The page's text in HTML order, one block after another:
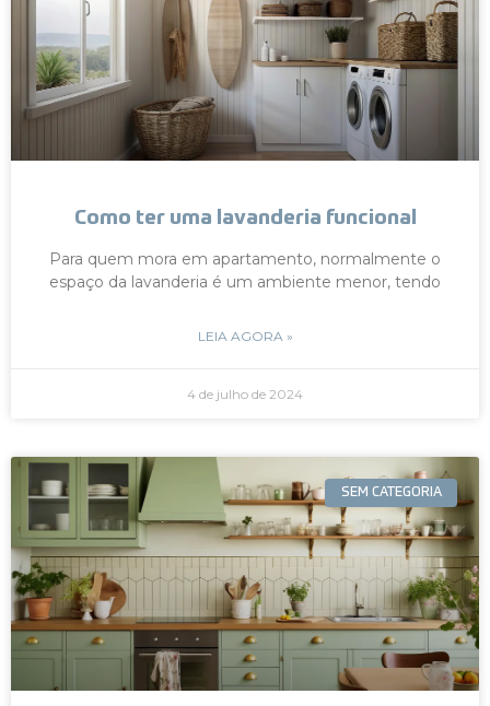
Como ter uma lavanderia funcional
Para quem mora em apartamento, normalmente o
espaço da lavanderia é um ambiente menor, tendo
LEIA AGORA »
4 de julho de 2024
SEM CATEGORIA